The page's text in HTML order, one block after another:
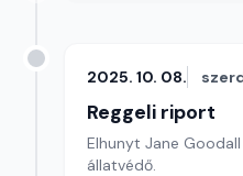
2025. 10. 08.
Reggeli riport
Elhunyt Jane
állatvédő.